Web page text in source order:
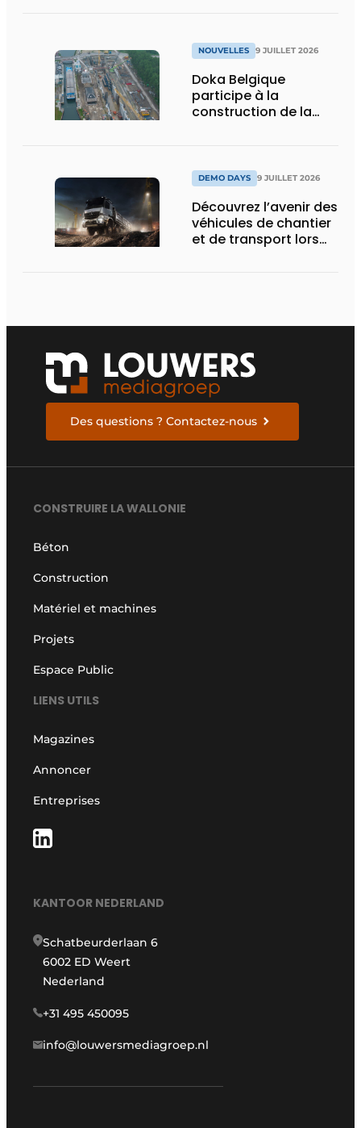
NOUVELLES 9 JUILLET 2026
Doka Belgique
participe à la
construction de la
DEMO DAYS 9 JUILLET 2026
Découvrez l’avenir des
véhicules de chantier
et de transport lors
Des questions ? Contactez-nous
CONSTRUIRE LA WALLONIE
Béton
Construction
Matériel et machines
Projets
Espace Public
LIENS UTILS
Magazines
Annoncer
Entreprises
KANTOOR NEDERLAND
Schatbeurderlaan 6
6002 ED Weert
Nederland
+31 495 450095
info@louwersmediagroep.nl